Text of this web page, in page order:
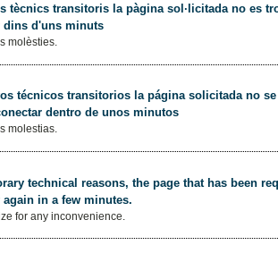
tècnics transitoris la pàgina sol·licitada no es
dins d'uns minuts
molèsties.
técnicos transitorios la página solicitada no
dentro de unos minutos
molestias.
technical reasons, the page that has been
again in a few minutes.
for any inconvenience.